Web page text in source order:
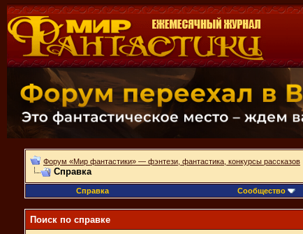
Форум «Мир фантастики» — фэнтези, фантастика, конкурсы рассказов
Справка
Справка
Сообщество
Поиск по справке